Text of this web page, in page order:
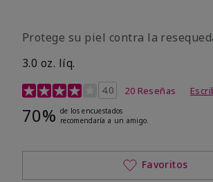
Protege su piel contra la
3.0 oz. líq.
Calificación de clientes de 3,7 de 5
4.0 20 Reseñas
70% de los encuestados
recomendaría a un amigo.
Favoritos